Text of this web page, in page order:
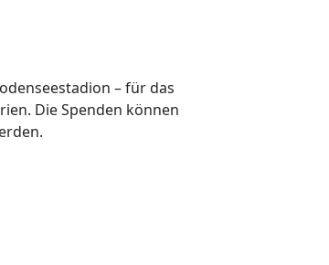
– für das
Die Spenden können